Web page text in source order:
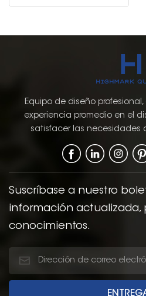
Equipo de diseño
experiencia promedio en el
satisfacer las necesidades
Suscríbase a nuestro
información actualizada,
conocimientos.